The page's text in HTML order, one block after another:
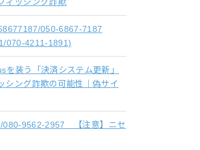
050-6867-7187
070-4211-1891)
を装う「決済システム更新」
シング詐欺の可能性｜偽サイ
080-9562-2957 【注意】ニセ